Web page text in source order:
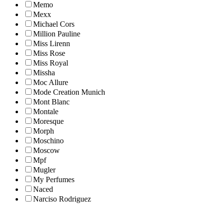
Memo
Mexx
Michael Cors
Million Pauline
Miss Lirenn
Miss Rose
Miss Royal
Missha
Moc Allure
Mode Creation Munich
Mont Blanc
Montale
Moresque
Morph
Moschino
Moscow
Mpf
Mugler
My Perfumes
Naced
Narciso Rodriguez